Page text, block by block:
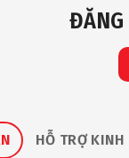
ĐĂNG
HỖ TRỢ